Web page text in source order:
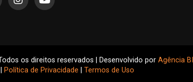
os direitos reservados | Desenvolvido por Agência
Política de Privacidade Termos de Uso